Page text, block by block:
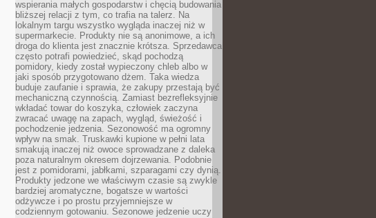
wspierania małych gospodarstw i chęcią budowania
bliższej relacji z tym, co trafia na talerz. Na
lokalnym targu wszystko wygląda inaczej niż w
supermarkecie. Produkty nie są anonimowe, a ich
droga do klienta jest znacznie krótsza. Sprzedawca
często potrafi powiedzieć, skąd pochodzą
pomidory, kiedy został wypieczony chleb albo w
jaki sposób przygotowano dżem. Taka wiedza
buduje zaufanie i sprawia, że zakupy przestają być
mechaniczną czynnością. Zamiast bezrefleksyjnie
wkładać towar do koszyka, człowiek zaczyna
zwracać uwagę na zapach, wygląd, świeżość i
pochodzenie jedzenia. Sezonowość ma ogromny
wpływ na smak. Truskawki kupione w pełni lata
smakują inaczej niż owoce sprowadzane z daleka
poza naturalnym okresem dojrzewania. Podobnie
jest z pomidorami, jabłkami, szparagami czy dynią.
Produkty jedzone we właściwym czasie są zwykle
bardziej aromatyczne, bogatsze w wartości
odżywcze i po prostu przyjemniejsze w
codziennym gotowaniu. Sezonowe jedzenie uczy